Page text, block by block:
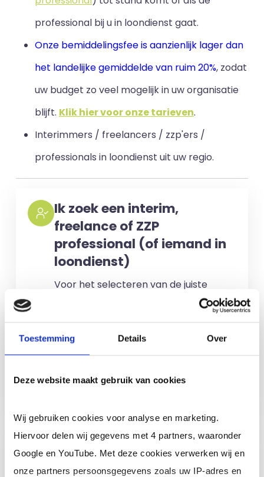
Toestemming Details Over
Deze website maakt gebruik van cookies
Wij gebruiken cookies voor analyse en marketing.
Hiervoor delen wij gegevens met 4 partners, waaronder
Google en YouTube. Met deze cookies verwerken wij en
onze partners persoonsgegevens zoals uw IP-adres en
professional bij u in loondienst gaat.
Onze bemiddelingsfee is aanzienlijk lager dan
het landelijke gemiddelde van ruim 20%, zodat
uw budget zo veel mogelijk in uw organisatie
blijft. Klik hier voor onze tarieven.
Interimmers / freelancers / zzp'ers /
professionals in loondienst uit uw regio.
Ik zoek een interim,
freelance of ZZP
professional (of iemand in
loondienst)
Voor het selecteren van de juiste
kandidaten berekenen wij geen kosten.
No match? No pay!Kosten worden
alleen gemaakt als een professional
voor u aan de slag gaat.
Meer informatie
Ik ben een interim,
freelance of ZZP